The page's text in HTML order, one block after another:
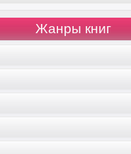
Жанры книг